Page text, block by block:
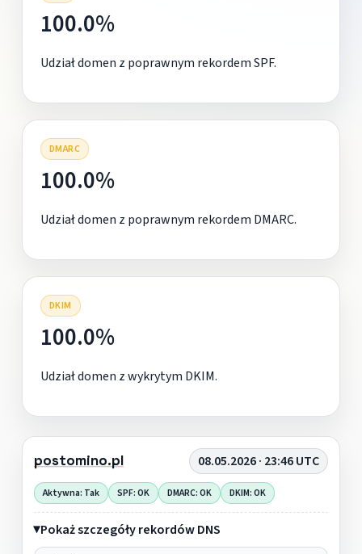
100.0%
Udział domen z poprawnym rekordem SPF.
DMARC
100.0%
Udział domen z poprawnym rekordem DMARC.
DKIM
100.0%
Udział domen z wykrytym DKIM.
postomino.pl 08.05.2026 · 23:46 UTC
Aktywna: Tak SPF: OK DMARC: OK DKIM: OK
Pokaż szczegóły rekordów DNS